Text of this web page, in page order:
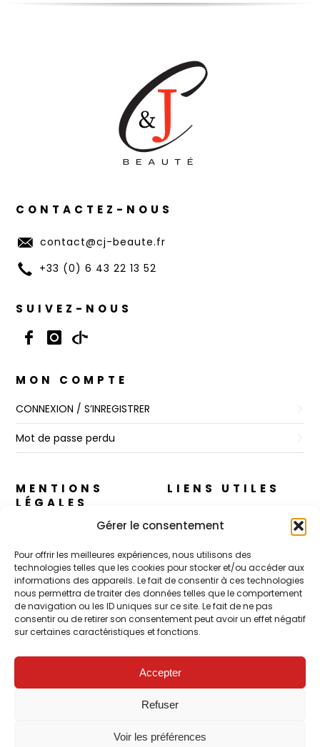
Gérer le consentement
Pour offrir les meilleures expériences, nous utilisons des
technologies telles que les cookies pour stocker et/ou accéder aux
informations des appareils. Le fait de consentir à ces technologies
nous permettra de traiter des données telles que le comportement
de navigation ou les ID uniques sur ce site. Le fait de ne pas
consentir ou de retirer son consentement peut avoir un effet négatif
sur certaines caractéristiques et fonctions.
Accepter
Refuser
Voir les préférences
CONTACTEZ-NOUS
contact@cj-beaute.fr
+33 (0) 6 43 22 13 52
SUIVEZ-NOUS
MON COMPTE
CONNEXION / S’INREGISTRER
Mot de passe perdu
MENTIONS
LÉGALES
Règles de Confidentialité
CGV
Mentions Légales
Politique de cookies (UE)
LIENS UTILES
CJ Skin – Le Concept
Contact
POUR LES PROS
FORMATION – Udef Academy